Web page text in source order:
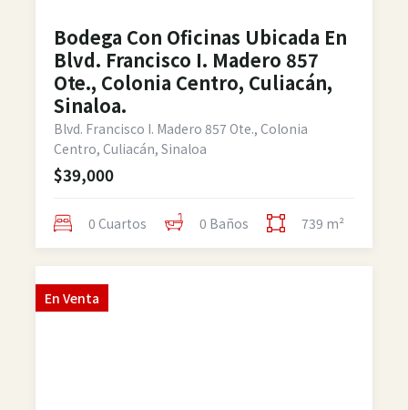
Bodega Con Oficinas Ubicada En
Blvd. Francisco I. Madero 857
Ote., Colonia Centro, Culiacán,
Sinaloa.
Blvd. Francisco I. Madero 857 Ote., Colonia
Centro, Culiacán, Sinaloa
$39,000
0 Cuartos 0 Baños 739 m²
En Venta